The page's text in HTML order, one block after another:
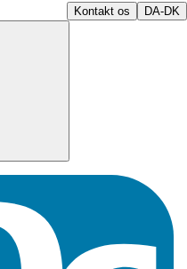
Kontakt os DA-DK